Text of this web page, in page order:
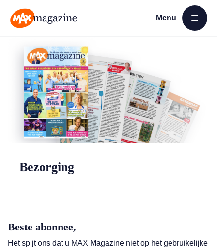
Menu
Open menu
Bezorging
Beste abonnee,
Het spijt ons dat u MAX Magazine niet op het gebruikelijke